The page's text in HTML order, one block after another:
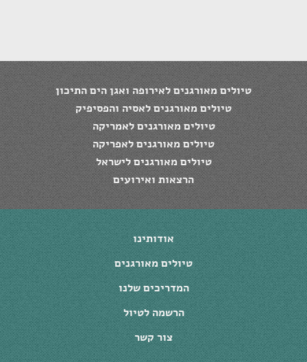
טיולים מאורגנים לאירופה ואגן הים התיכון
טיולים מאורגנים לאסיה והפסיפיק
טיולים מאורגנים לאמריקה
טיולים מאורגנים לאפריקה
טיולים מאורגנים לישראל
הרצאות ואירועים
אודותינו
טיולים מאורגנים
המדריכים שלנו
הרשמה לטיול
צור קשר